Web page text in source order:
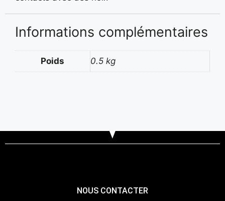
Informations complémentaires
Poids 0.5 kg
NOUS CONTACTER